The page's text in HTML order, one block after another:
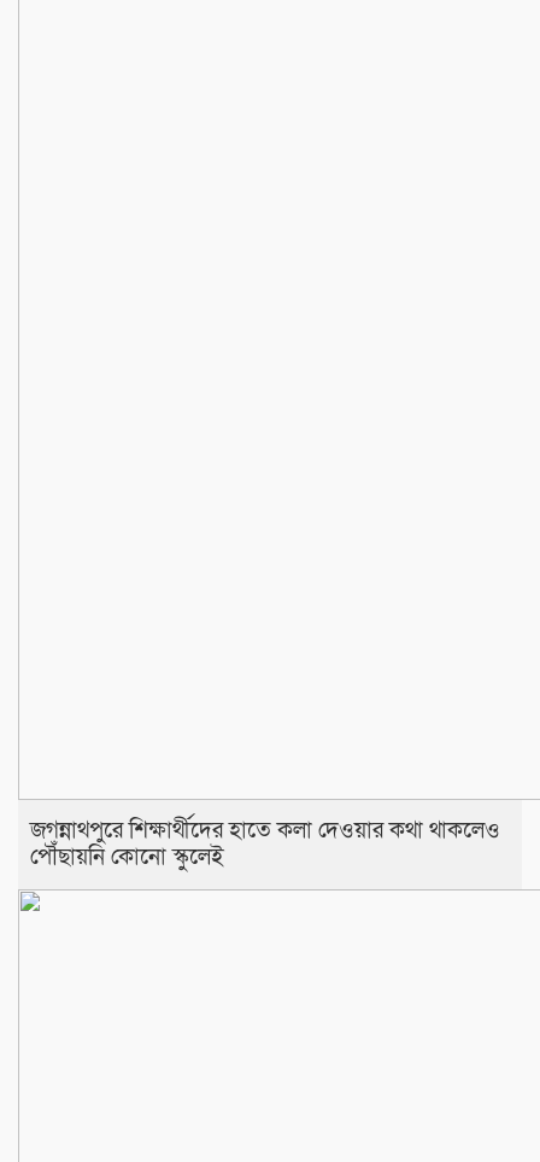
জগন্নাথপুরে শিক্ষার্থীদের হাতে কলা দেওয়ার কথা থাকলেও
পৌঁছায়নি কোনো স্কুলেই